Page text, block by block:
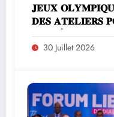
𝐉𝐄𝐔𝐗
𝐃𝐄𝐒 𝐀𝐓𝐄𝐋𝐈𝐄𝐑𝐒
𝐀𝐓𝐇𝐋È𝐓𝐄𝐒 𝐀𝐔𝐗
𝐒𝐏𝐎𝐑𝐓 𝐃𝐄 𝐇𝐀𝐔𝐓
30 Juillet 2026